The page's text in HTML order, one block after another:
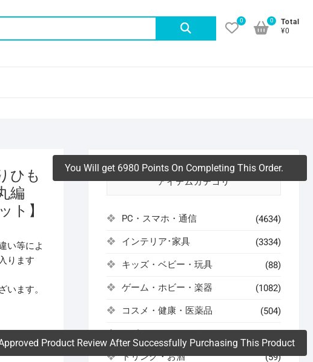
0
Total
¥0
0
ひも
編
ト】
い等によ
ります
います。
You Will get 6980 Points On Completing This Order.
Product Review After Successfully Purchasing This Product
アイテムカテゴリ
PC・スマホ・通信 (4634)
インテリア･家具 (3334)
キッズ・ベビー・玩具 (88)
ゲーム・ホビー・楽器 (1082)
コスメ・健康・医薬品 (504)
スポーツ・アウトドア
ドリンク・お酒 (59)